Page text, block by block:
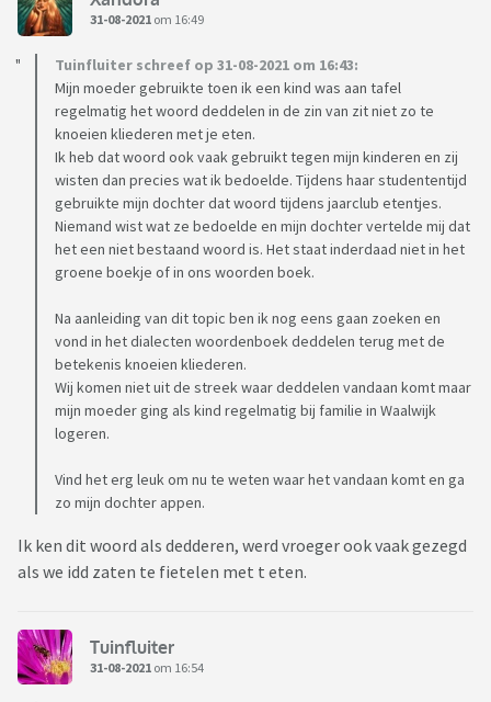
31-08-2021 om 16:49
Tuinfluiter schreef op 31-08-2021 om 16:43:
Mijn moeder gebruikte toen ik een kind was aan tafel
regelmatig het woord deddelen in de zin van zit niet zo te
knoeien kliederen met je eten.
Ik heb dat woord ook vaak gebruikt tegen mijn kinderen en zij
wisten dan precies wat ik bedoelde. Tijdens haar studententijd
gebruikte mijn dochter dat woord tijdens jaarclub etentjes.
Niemand wist wat ze bedoelde en mijn dochter vertelde mij dat
het een niet bestaand woord is. Het staat inderdaad niet in het
groene boekje of in ons woorden boek.
Na aanleiding van dit topic ben ik nog eens gaan zoeken en
vond in het dialecten woordenboek deddelen terug met de
betekenis knoeien kliederen.
Wij komen niet uit de streek waar deddelen vandaan komt maar
mijn moeder ging als kind regelmatig bij familie in Waalwijk
logeren.
Vind het erg leuk om nu te weten waar het vandaan komt en ga
zo mijn dochter appen.
Ik ken dit woord als dedderen, werd vroeger ook vaak gezegd
als we idd zaten te fietelen met t eten.
Tuinfluiter
31-08-2021 om 16:54